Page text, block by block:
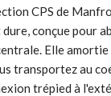
CPS de
conçue pour
Elle
transportez au
trépied à